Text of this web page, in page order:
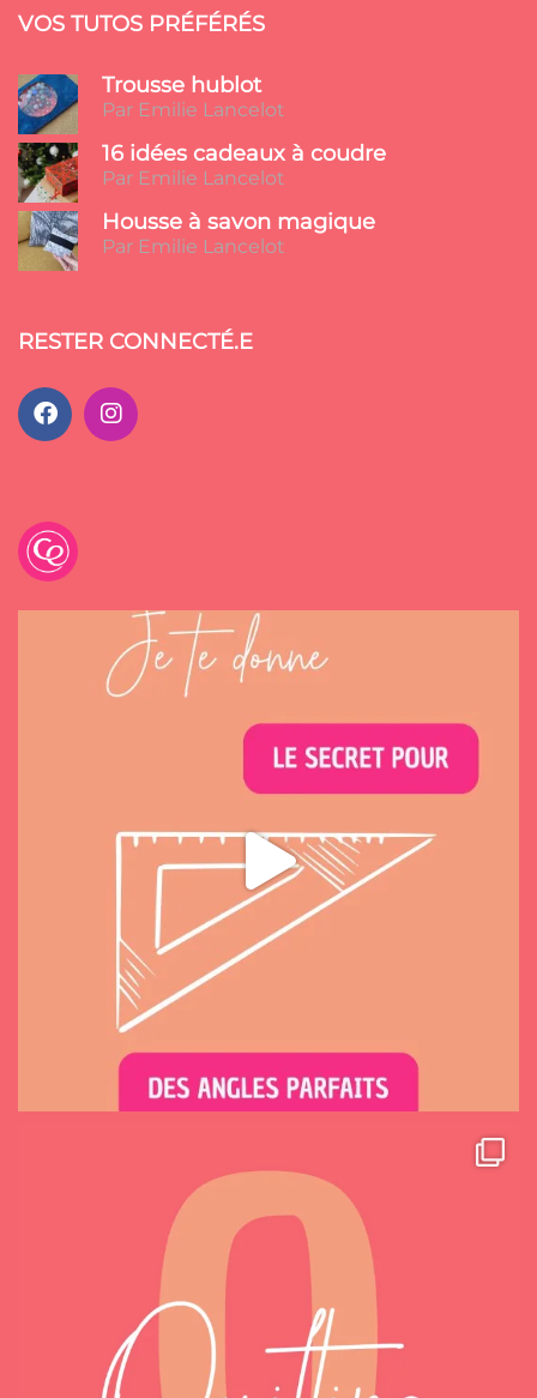
VOS TUTOS PRÉFÉRÉS
Trousse hublot
Par Emilie Lancelot
16 idées cadeaux à coudre
Par Emilie Lancelot
Housse à savon magique
Par Emilie Lancelot
RESTER CONNECTÉ.E